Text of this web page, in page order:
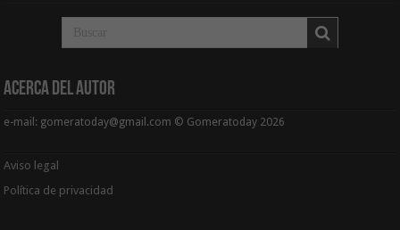
Acerca del Autor
e-mail: gomeratoday@gmail.com © Gomeratoday 2026
Aviso legal
Política de privacidad